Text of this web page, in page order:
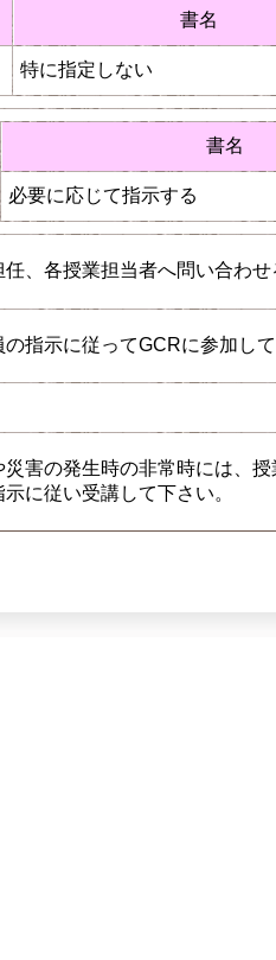
書名
特に指定しない
書名
必要に応じて指示する
任、各授業担当者へ問い合わ
の指示に従ってGCRに参加し
災害の発生時の非常時には、
に従い受講して下さい。